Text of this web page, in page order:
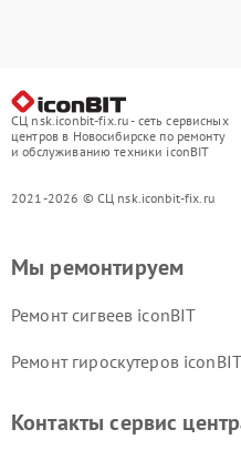
СЦ nsk.iconbit-fix.ru - сеть сервисных
центров в Новосибирске по ремонту
и обслуживанию техники iconBIT
2021-2026 © СЦ nsk.iconbit-fix.ru
Мы ремонтируем
Ремонт сигвеев iconBIT
Ремонт гироскутеров iconBIT
Контакты сервис